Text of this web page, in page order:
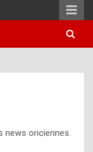
news oriciennes.